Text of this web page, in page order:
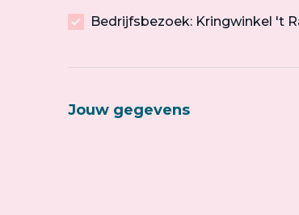
Bedrijfsbezoek: Kringwinkel 't
Jouw gegevens